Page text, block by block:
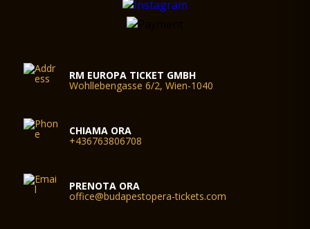
RM EUROPA TICKET GMBH
Wohllebengasse 6/2, Wien-1040
CHIAMA ORA
+436763806708
PRENOTA ORA
office@budapestopera-tickets.com